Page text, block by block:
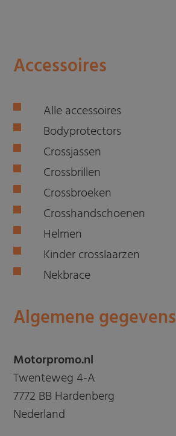
Accessoires
Alle accessoires
Bodyprotectors
Crossjassen
Crossbrillen
Crossbroeken
Crosshandschoenen
Helmen
Kinder crosslaarzen
Nekbrace
Algemene gegevens
Motorpromo.nl
Twenteweg 4-A
7772 BB Hardenberg
Nederland